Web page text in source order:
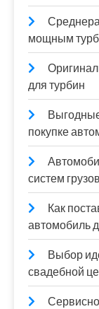
мощным
для турбин
покупке
систем
Как
автомобиль
Выбор
свадебной